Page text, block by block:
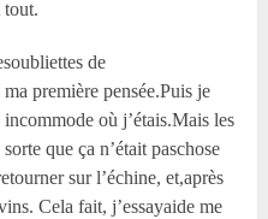
tout.
de
première pensée.Puis je
où j’étais.Mais les
que ça n’était paschose
sur l’échine, et,après
Cela fait, j’essayaide me